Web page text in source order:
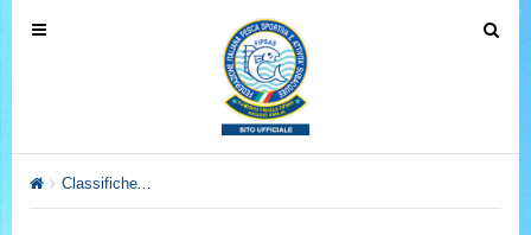
T
T
Classifiche